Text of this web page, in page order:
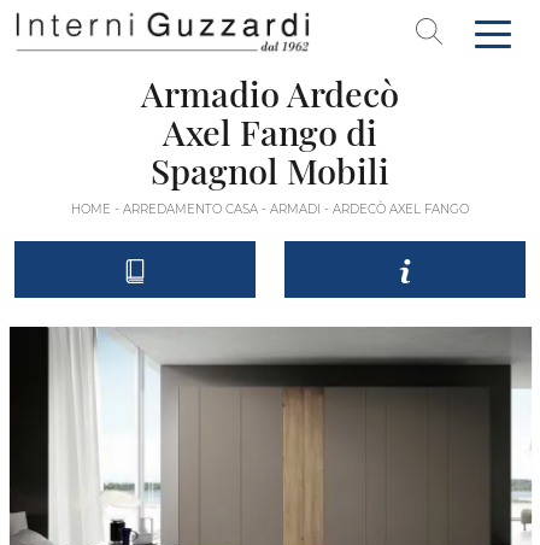
Armadio Ardecò
Axel Fango di
Spagnol Mobili
HOME - ARREDAMENTO CASA - ARMADI - ARDECÒ AXEL FANGO